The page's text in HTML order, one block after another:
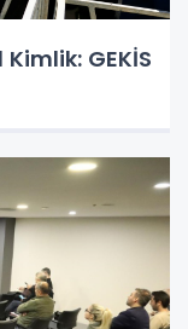
GEKİS